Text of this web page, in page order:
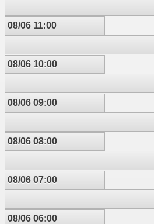
08/06 11:00
08/06 10:00
08/06 09:00
08/06 08:00
08/06 07:00
08/06 06:00